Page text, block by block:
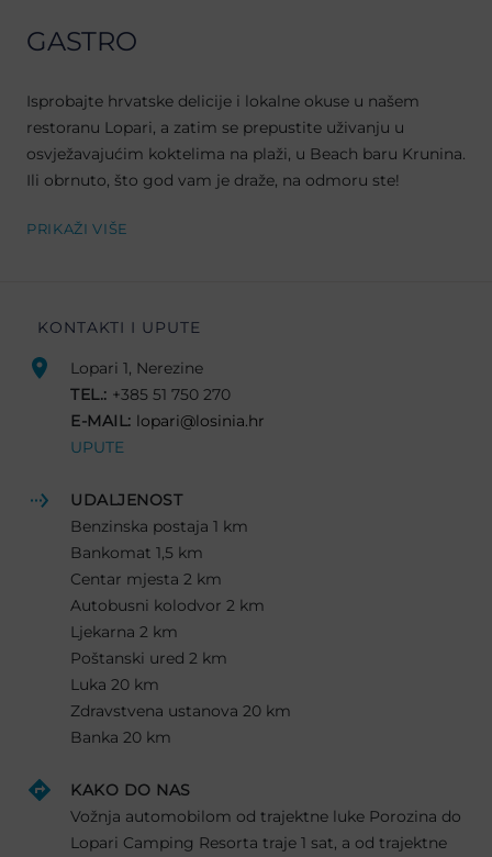
GASTRO
Isprobajte hrvatske delicije i lokalne okuse u našem
restoranu Lopari, a zatim se prepustite uživanju u
osvježavajućim koktelima na plaži, u Beach baru Krunina.
Ili obrnuto, što god vam je draže, na odmoru ste!
PRIKAŽI VIŠE
KONTAKTI I UPUTE
Lopari 1, Nerezine
TEL.: +385 51 750 270
E-MAIL: lopari@losinia.hr
UPUTE
UDALJENOST
Benzinska postaja 1 km
Bankomat 1,5 km
Centar mjesta 2 km
Autobusni kolodvor 2 km
Ljekarna 2 km
Poštanski ured 2 km
Luka 20 km
Zdravstvena ustanova 20 km
Banka 20 km
KAKO DO NAS
Vožnja automobilom od trajektne luke Porozina do
Lopari Camping Resorta traje 1 sat, a od trajektne